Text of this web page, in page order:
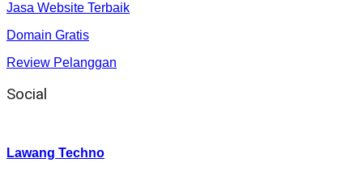
Jasa Website Terbaik
Domain Gratis
Review Pelanggan
Social
Lawang Techno